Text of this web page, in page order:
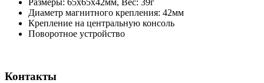
Размеры: 65х65х42мм, Вес: 39г
Диаметр магнитного крепления: 42мм
Крепление на центральную консоль
Поворотное устройство
Контакты